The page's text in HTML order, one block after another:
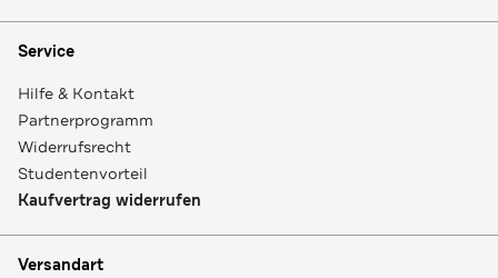
Service
Hilfe & Kontakt
Partnerprogramm
Widerrufsrecht
Studentenvorteil
Kaufvertrag widerrufen
Versandart